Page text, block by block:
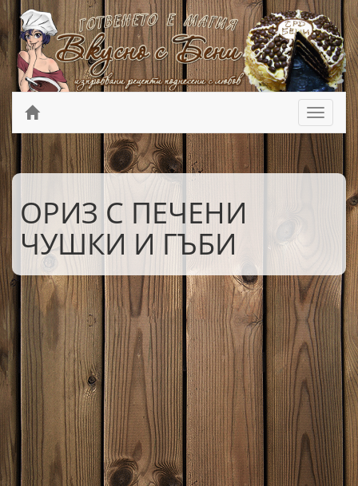
ОРИЗ С ПЕЧЕНИ
ЧУШКИ И ГЪБИ